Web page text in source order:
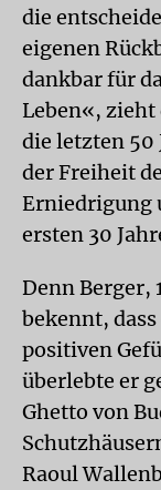
die
eigenen
dankbar für
Leben«,
die letzten 50
der Freiheit
Erniedrigung
ersten 30
Denn Berger,
bekennt,
positiven
überlebte er
Ghetto von
Raoul